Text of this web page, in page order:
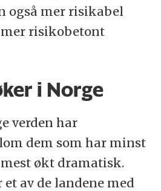
også mer risikabel
risikobetont
i Norge
verden har
dem som har minst
økt dramatisk.
et av de landene med